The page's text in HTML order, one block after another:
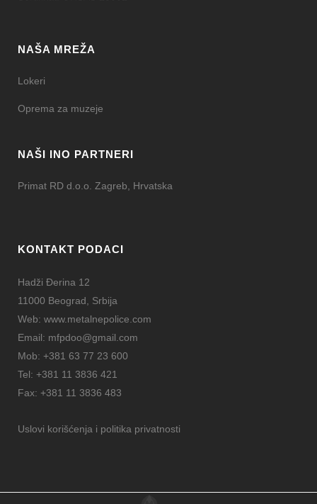
NAŠA MREŽA
Lokeri
Oprema za muzeje
NAŠI INO PARTNERI
Primat RD d.o.o. Zagreb, Hrvatska
KONTAKT PODACI
Hadži Đerina 12
11000 Beograd, Srbija
Web: www.metalnepolice.com
Email: mfpdoo@gmail.com
Mob: +381 63 77 23 600
Tel: +381 11 3836 421
Fax: +381 11 3836 483
Uslovi korišćenja i politika privatnosti